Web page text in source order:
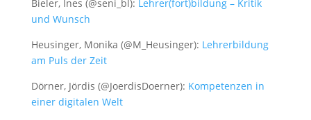
Bieler, Ines (@seni_bl): Lehrer(fort)bildung – Kritik
und Wunsch
Heusinger, Monika (@M_Heusinger): Lehrerbildung
am Puls der Zeit
Dörner, Jördis (@JoerdisDoerner): Kompetenzen in
einer digitalen Welt